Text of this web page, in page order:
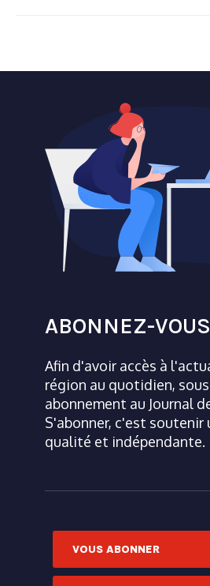
ABONNEZ-
Afin d'avoir accès à
région au quotidien,
abonnement au Journal
S'abonner, c'est soutenir
qualité et indépendante.
VOUS ABONNER